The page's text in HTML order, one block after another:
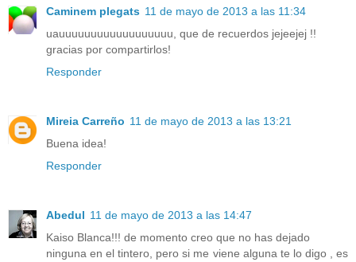
Caminem plegats 11 de mayo de 2013 a las 11:34
uauuuuuuuuuuuuuuuuuu, que de recuerdos jejeejej !!
gracias por compartirlos!
Responder
Mireia Carreño 11 de mayo de 2013 a las 13:21
Buena idea!
Responder
Abedul 11 de mayo de 2013 a las 14:47
Kaiso Blanca!!! de momento creo que no has dejado
ninguna en el tintero, pero si me viene alguna te lo digo , es